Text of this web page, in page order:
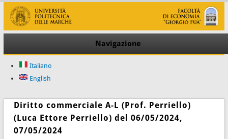
Navigazione
Italiano
English
Diritto commerciale A-L (Prof. Perriello)
(Luca Ettore Perriello) del 06/05/2024,
07/05/2024